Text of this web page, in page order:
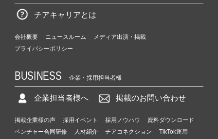
チアキャリアとは
会社概要 ニュースルーム
メディア出演・掲載
プライバシーポリシー
BUSINESS 企業・採用担当者様
企業担当者様へ 掲載のお問い合わせ
掲載企業様の声 採用イベント 採用ノウハウ
資料ダウンロード
ベンチャー合同研修
人材紹介 チアコネクション
TikTok運用